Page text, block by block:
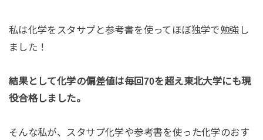
私は化学をスタサプと参考書を使ってほぼ独学で勉強し
ました！
結果として化学の偏差値は毎回70を超え東北大学にも現
役合格しました。
そんな私が、スタサプ化学や参考書を使った化学のおす